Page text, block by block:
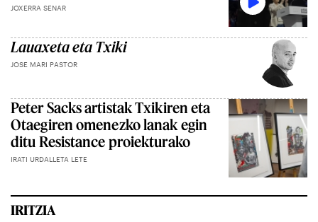
JOXERRA SENAR
Lauaxeta eta Txiki
JOSE MARI PASTOR
Peter Sacks artistak Txikiren eta
Otaegiren omenezko lanak egin
ditu Resistance proiekturako
IRATI URDALLETA LETE
IRITZIA